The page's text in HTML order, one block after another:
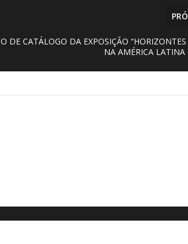
DE CATÁLOGO DA EXPOSIÇÃO
NA AMÉRICA LATINA